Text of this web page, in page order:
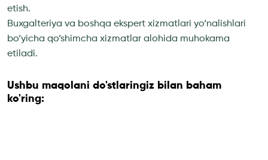
etish.
Buxgalteriya va boshqa ekspert xizmatlari yo‘nalishlari
bo‘yicha qo‘shimcha xizmatlar alohida muhokama
etiladi.
Ushbu maqolani do'stlaringiz bilan baham
ko'ring: